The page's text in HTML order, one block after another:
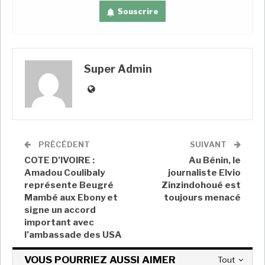
de l’arrivée d’officiels nigériens au Bénin
A LIRE AUSSI
relancer ses…
Super Admin
Niger: le général Abdourahamane Tiani est
officiellement…
Souscrire
Super Admin
PRÉCÉDENT
COTE D’IVOIRE :
Amadou Coulibaly
représente Beugré
Mambé aux Ebony et
signe un accord
important avec
l’ambassade des USA
SUIVANT
Au Bénin, le
journaliste Elvio
Zinzindohoué est
toujours menacé
Tout
VOUS POURRIEZ AUSSI AIMER